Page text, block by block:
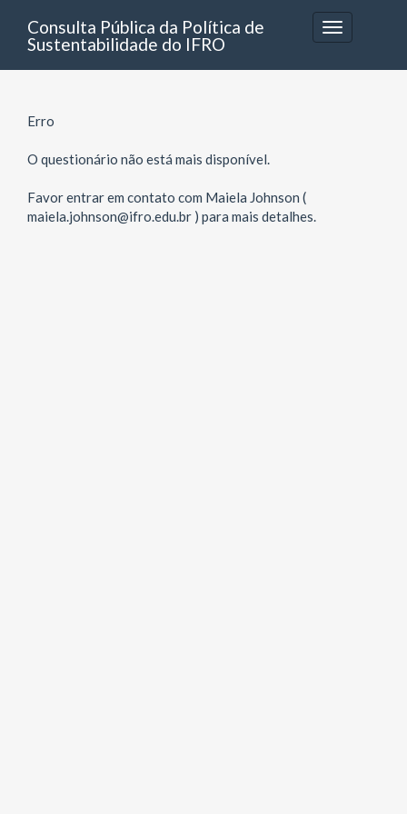
Toggle
navigation
Consulta Pública da Política de
Sustentabilidade do IFRO
Erro
O questionário não está mais disponível.
Favor entrar em contato com Maiela Johnson (
maiela.johnson@ifro.edu.br ) para mais detalhes.